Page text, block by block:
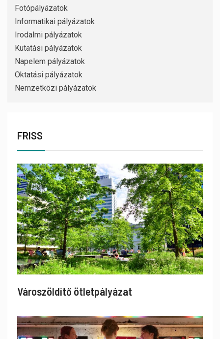
Fotópályázatok
Informatikai pályázatok
Irodalmi pályázatok
Kutatási pályázatok
Napelem pályázatok
Oktatási pályázatok
Nemzetközi pályázatok
FRISS
Városzöldítő ötletpályázat